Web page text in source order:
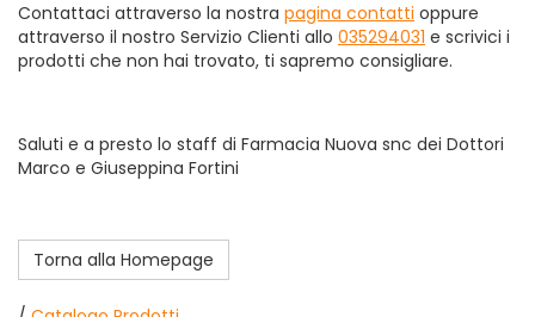
Contattaci attraverso la nostra pagina contatti oppure
attraverso il nostro Servizio Clienti allo 035294031 e scrivici i
prodotti che non hai trovato, ti sapremo consigliare.
Saluti e a presto lo staff di Farmacia Nuova snc dei Dottori
Marco e Giuseppina Fortini
Torna alla Homepage